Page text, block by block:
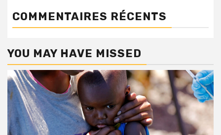
COMMENTAIRES RÉCENTS
YOU MAY HAVE MISSED